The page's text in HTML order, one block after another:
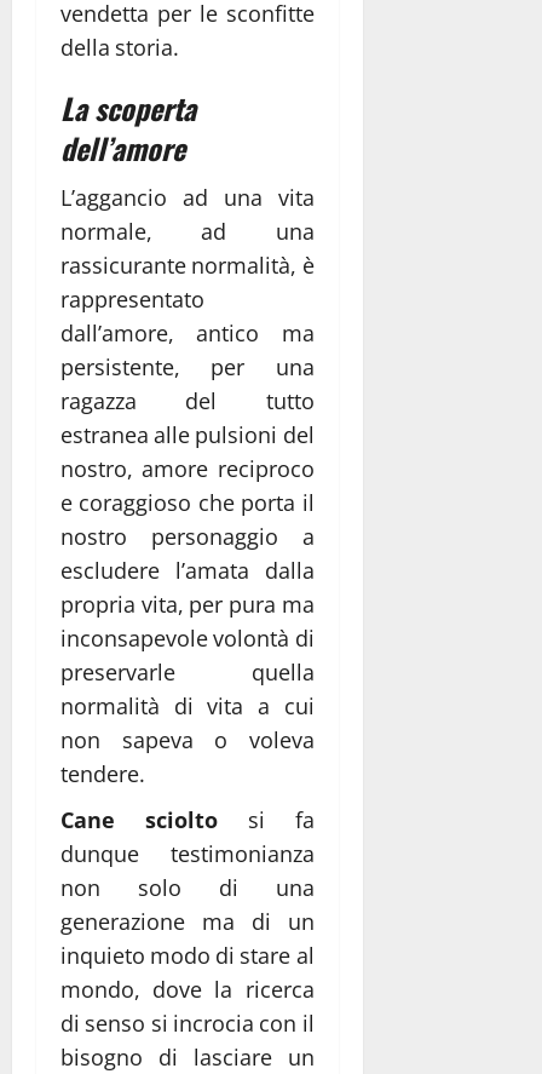
vendetta per le sconfitte
della storia.
La scoperta
dell’amore
L’aggancio ad una vita
normale, ad una
rassicurante normalità, è
rappresentato
dall’amore, antico ma
persistente, per una
ragazza del tutto
estranea alle pulsioni del
nostro, amore reciproco
e coraggioso che porta il
nostro personaggio a
escludere l’amata dalla
propria vita, per pura ma
inconsapevole volontà di
preservarle quella
normalità di vita a cui
non sapeva o voleva
tendere.
Cane scioltosi fa
dunque testimonianza
non solo di una
generazione ma di un
inquieto modo di stare al
mondo, dove la ricerca
di senso si incrocia con il
bisogno di lasciare un